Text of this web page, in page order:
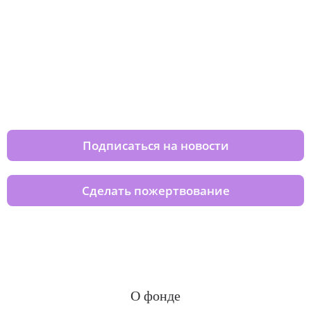
Подписаться на новости
Сделать пожертвование
О фонде